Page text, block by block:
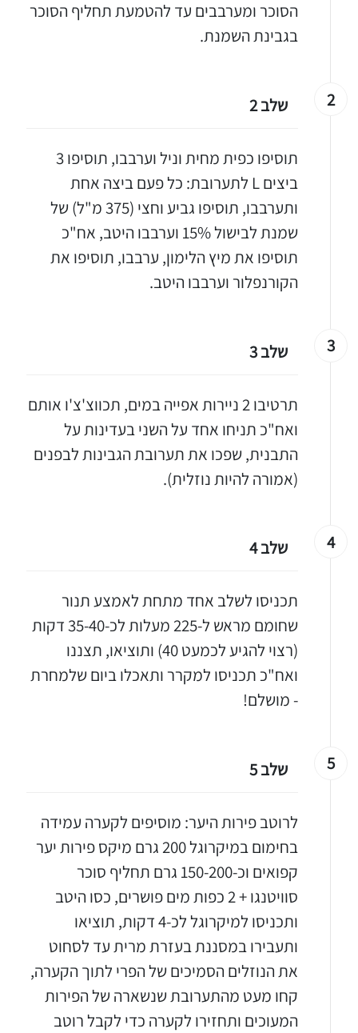
הכנתם מתכון שלי? חפשו "Shahar_Hen_Hayokra" באינסטגרם עקבו אחריי עוד היום ותעלו את המתכון שהכנתם לסטורי ואני
הסוכר ומערבבים עד להטמעת תחליף הסוכר
בגבינת השמנת.
2 שלב 2
תוסיפו כפית מחית וניל וערבבו, תוסיפו 3
ביצים L לתערובת: כל פעם ביצה אחת
ותערבבו, תוסיפו גביע וחצי (375 מ"ל) של
שמנת לבישול 15% וערבבו היטב, אח"כ
תוסיפו את מיץ הלימון, ערבבו, תוסיפו את
הקורנפלור וערבבו היטב.
3 שלב 3
תרטיבו 2 ניירות אפייה במים, תכווצ'צ'ו אותם
ואח"כ תניחו אחד על השני בעדינות על
התבנית, שפכו את תערובת הגבינות לבפנים
(אמורה להיות נוזלית).
4 שלב 4
תכניסו לשלב אחד מתחת לאמצע תנור
שחומם מראש ל-225 מעלות לכ-35-40 דקות
(רצוי להגיע לכמעט 40) ותוציאו, תצננו
ואח"כ תכניסו למקרר ותאכלו ביום שלמחרת
- מושלם!
5 שלב 5
לרוטב פירות היער: מוסיפים לקערה עמידה
בחימום במיקרוגל 200 גרם מיקס פירות יער
קפואים וכ-150-200 גרם תחליף סוכר
סוויטנגו + 2 כפות מים פושרים, כסו היטב
ותכניסו למיקרוגל לכ-4 דקות, תוציאו
ותעבירו במסננת בעזרת מרית עד לסחוט
את הנוזלים הסמיכים של הפרי לתוך הקערה,
קחו מעט מהתערובת שנשארה של הפירות
המעוכים ותחזירו לקערה כדי לקבל רוטב